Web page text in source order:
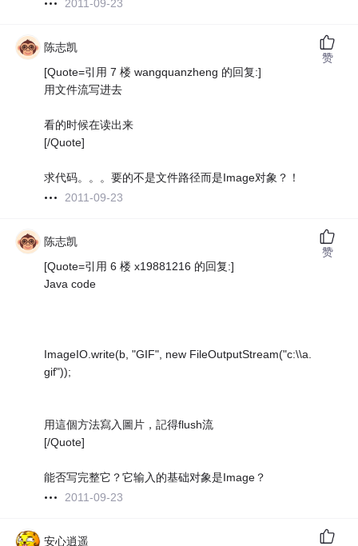
2011-09-23
陈志凯
[Quote=引用 7 楼 wangquanzheng 的回复:]
用文件流写进去
看的时候在读出来
[/Quote]
求代码。。。要的不是文件路径而是Image对象？！
2011-09-23
赞
陈志凯
[Quote=引用 6 楼 x19881216 的回复:]
Java code
ImageIO.write(b, "GIF", new FileOutputStream("c:\\a.
gif"));
用這個方法寫入圖片，記得flush流
[/Quote]
能否写完整它？它输入的基础对象是Image？
2011-09-23
赞
安心逍遥